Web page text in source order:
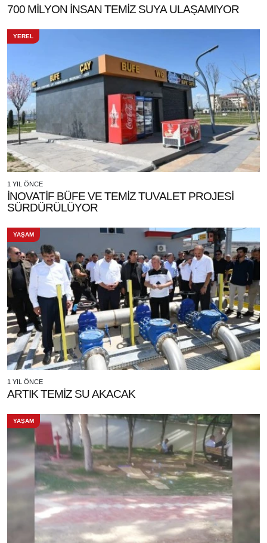
700 MİLYON İNSAN TEMİZ SUYA ULAŞAMIYOR
YEREL
1 YIL ÖNCE
İNOVATİF BÜFE VE TEMİZ TUVALET PROJESİ
SÜRDÜRÜLÜYOR
YAŞAM
1 YIL ÖNCE
ARTIK TEMİZ SU AKACAK
YAŞAM